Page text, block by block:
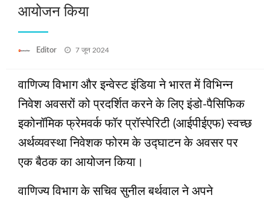
आयोजन किया
Editor
Posted
7 जून 2024
वाणिज्य विभाग और इन्वेस्ट इंडिया ने भारत में विभिन्न
निवेश अवसरों को प्रदर्शित करने के लिए इंडो-पैसिफिक
इकोनॉमिक फ्रेमवर्क फॉर प्रॉस्पेरिटी (आईपीईएफ) स्वच्छ
अर्थव्यवस्था निवेशक फोरम के उद्घाटन के अवसर पर
एक बैठक का आयोजन किया।
वाणिज्य विभाग के सचिव सुनील बर्थवाल ने अपने